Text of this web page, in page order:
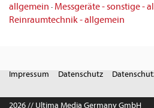
allgemein · Messgeräte - sonstige -
Reinraumtechnik - allgemein
Impressum Datenschutz
2026 // Ultima Media Germany GmbH